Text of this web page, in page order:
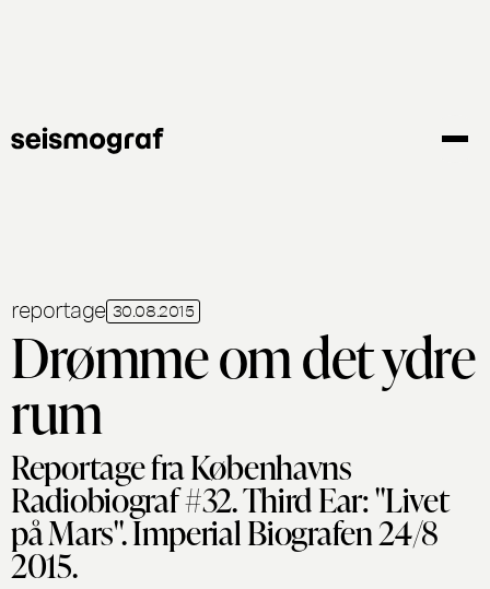
reportage 30.08.2015
Drømme om det ydre
rum
Reportage fra Københavns
Radiobiograf #32. Third Ear: "Livet
på Mars". Imperial Biografen 24/8
2015.